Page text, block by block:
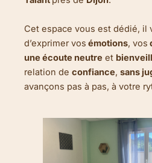
Cet espace vous est dédié, il
d’exprimer vos émotions, vos
une écoute neutre et
relation de confiance, sans
avançons pas à pas, à votre